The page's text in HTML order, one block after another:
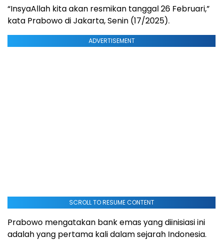
“InsyaAllah kita akan resmikan tanggal 26 Februari,”
kata Prabowo di Jakarta, Senin (17/2025).
ADVERTISEMENT
SCROLL TO RESUME CONTENT
Prabowo mengatakan bank emas yang diinisiasi ini
adalah yang pertama kali dalam sejarah Indonesia.